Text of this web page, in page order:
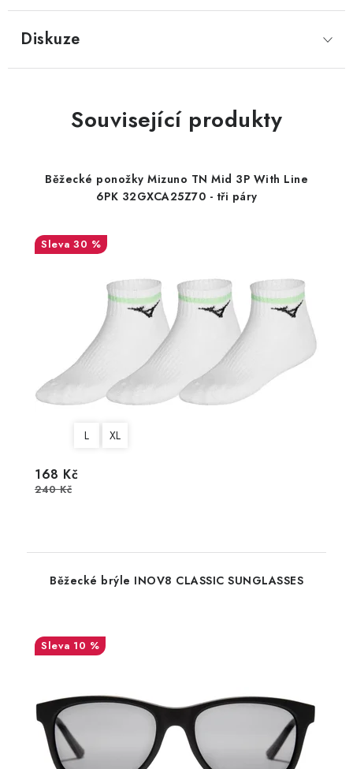
Diskuze
Související produkty
Běžecké ponožky Mizuno TN Mid 3P With Line
6PK 32GXCA25Z70 - tři páry
30 %
L XL
168 Kč
240 Kč
Běžecké brýle INOV8 CLASSIC SUNGLASSES
10 %